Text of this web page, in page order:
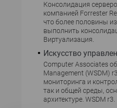
Консолидация
компанией Forrester
что более половины
выполнить
Виртуализация.
Искусство
Computer Associates
Management (WSDM)
мониторинга и
так и общей среды,
архитектуре. WSDM r3.